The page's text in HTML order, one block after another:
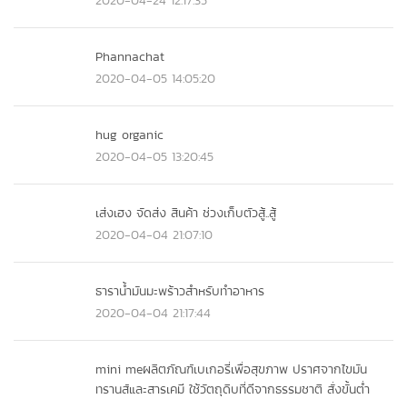
Phannachat
2020-04-05 14:05:20
hug organic
2020-04-05 13:20:45
เส่งเฮง จัดส่ง สินค้า ช่วงเก็บตัวสู้..สู้
2020-04-04 21:07:10
ธาราน้ำมันมะพร้าวสำหรับทำอาหาร
2020-04-04 21:17:44
mini meผลิตภัณฑ์เบเกอรี่เพื่อสุขภาพ ปราศจากไขมัน
ทรานส์และสารเคมี ใช้วัตถุดิบที่ดีจากธรรมชาติ สั่งขั้นต่ำ